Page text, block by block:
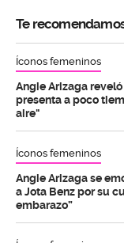
Te
Íconos femeninos
Angie Arizaga
presenta a poco
aire"
Íconos femeninos
Angie Arizaga se
a Jota Benz por su
embarazo”